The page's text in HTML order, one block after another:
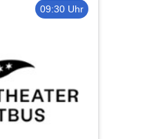
09:30 Uhr